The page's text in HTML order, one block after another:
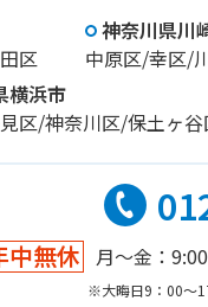
区
神奈川県川
中原区/幸区/
横浜市
区/神奈川区/保土ヶ
中無休 月～金：
※大晦日9：00～